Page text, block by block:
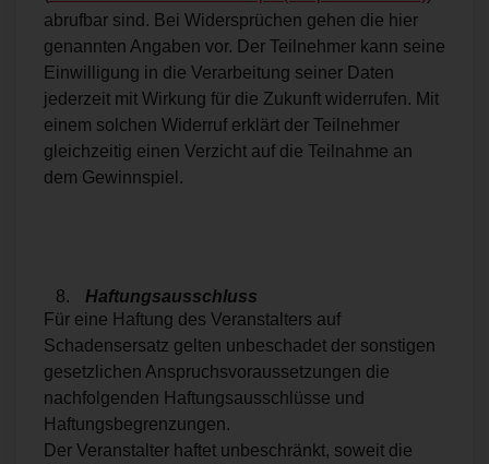
abrufbar sind. Bei Widersprüchen gehen die hier
genannten Angaben vor. Der Teilnehmer kann seine
Einwilligung in die Verarbeitung seiner Daten
jederzeit mit Wirkung für die Zukunft widerrufen. Mit
einem solchen Widerruf erklärt der Teilnehmer
gleichzeitig einen Verzicht auf die Teilnahme an
dem Gewinnspiel.
Haftungsausschluss
Für eine Haftung des Veranstalters auf
Schadensersatz gelten unbeschadet der sonstigen
gesetzlichen Anspruchsvoraussetzungen die
nachfolgenden Haftungsausschlüsse und
Haftungsbegrenzungen.
Der Veranstalter haftet unbeschränkt, soweit die